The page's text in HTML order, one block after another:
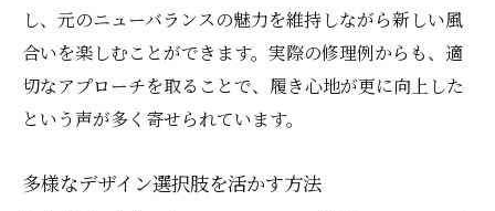
し、元のニューバランスの魅力を維持しながら新しい風
合いを楽しむことができます。実際の修理例からも、適
切なアプローチを取ることで、履き心地が更に向上した
という声が多く寄せられています。
多様なデザイン選択肢を活かす方法